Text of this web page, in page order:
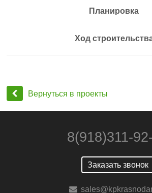
Планировка
Ход
Вернуться в проекты
8(918)311-
Заказать звонок